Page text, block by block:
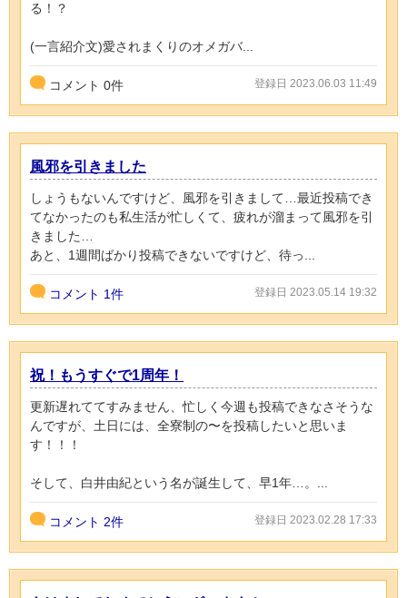
る！？
(一言紹介文)愛されまくりのオメガバ...
コメント 0件 登録日 2023.06.03 11:49
風邪を引きました
しょうもないんですけど、風邪を引きまして…最近投稿でき
てなかったのも私生活が忙しくて、疲れが溜まって風邪を引
きました…
あと、1週間ばかり投稿できないですけど、待っ...
コメント 1件 登録日 2023.05.14 19:32
祝！もうすぐで1周年！
更新遅れててすみません、忙しく今週も投稿できなさそうな
んですが、土日には、全寮制の〜を投稿したいと思いま
す！！！
そして、白井由紀という名が誕生して、早1年…。...
コメント 2件 登録日 2023.02.28 17:33